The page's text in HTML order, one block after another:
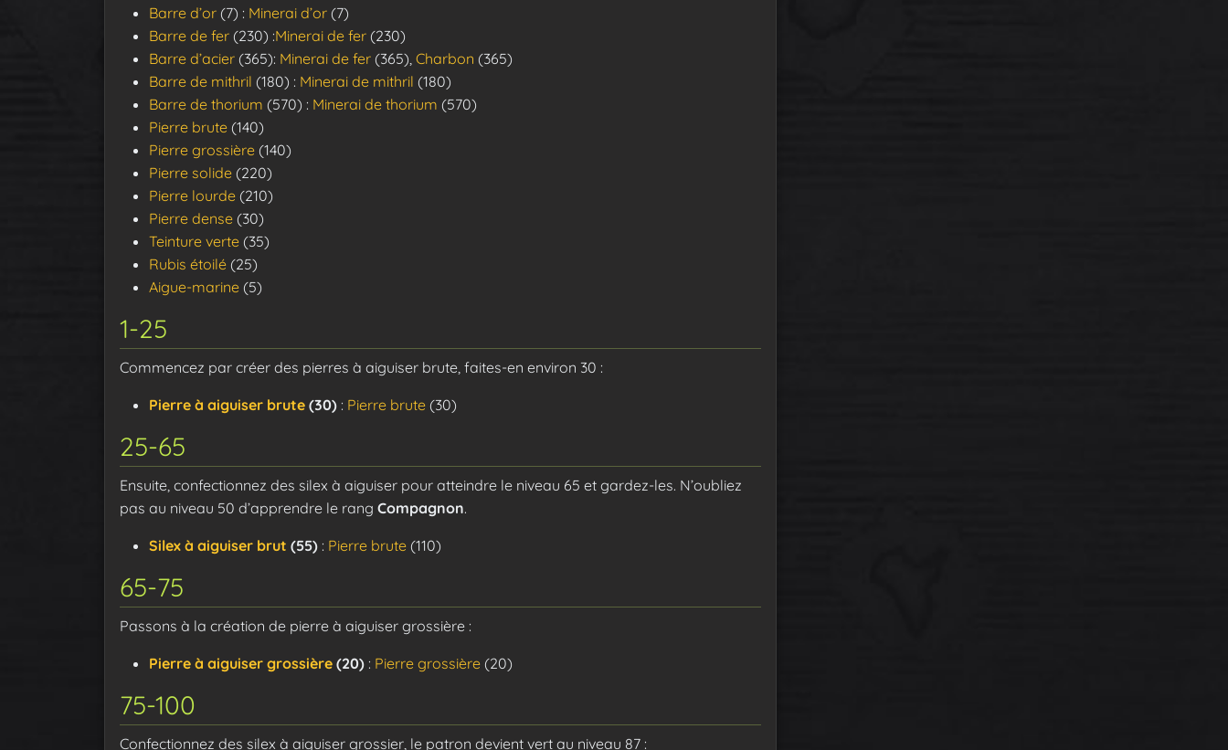
Barre d’or (7) : Minerai d’or (7)
Barre de fer (230) :Minerai de fer (230)
Barre d’acier (365): Minerai de fer (365), Charbon (365)
Barre de mithril (180) : Minerai de mithril (180)
Barre de thorium (570) : Minerai de thorium (570)
Pierre brute (140)
Pierre grossière (140)
Pierre solide (220)
Pierre lourde (210)
Pierre dense (30)
Teinture verte (35)
Rubis étoilé (25)
Aigue-marine (5)
1-25
Commencez par créer des pierres à aiguiser brute, faites-en environ 30 :
Pierre à aiguiser brute (30) : Pierre brute (30)
25-65
Ensuite, confectionnez des silex à aiguiser pour atteindre le niveau 65 et gardez-les. N’oubliez
pas au niveau 50 d’apprendre le rang Compagnon.
Silex à aiguiser brut (55) : Pierre brute (110)
65-75
Passons à la création de pierre à aiguiser grossière :
Pierre à aiguiser grossière (20) : Pierre grossière (20)
75-100
Confectionnez des silex à aiguiser grossier, le patron devient vert au niveau 87 :